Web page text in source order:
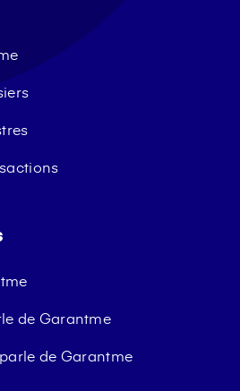
de Garantme
de Garantme